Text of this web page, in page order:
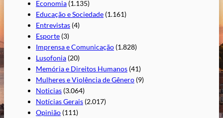
Economia (1.135)
Educação e Sociedade (1.161)
Entrevistas (4)
Esporte (3)
Imprensa e Comunicação (1.828)
Lusofonia (20)
Memória e Direitos Humanos (41)
Mulheres e Violência de Gênero (9)
Noticias (3.064)
Notícias Gerais (2.017)
Opinião (111)